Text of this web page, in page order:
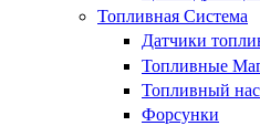
Топливная Система
Датчики
Топливные
Топливный
Форсунки